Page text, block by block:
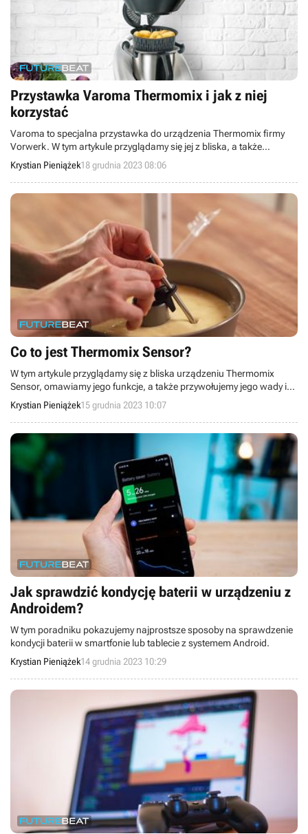
Przystawka Varoma Thermomix i jak z niej
korzystać
Varoma to specjalna przystawka do urządzenia Thermomix firmy
Vorwerk. W tym artykule przyglądamy się jej z bliska, a także
podpowiadamy, jak można z niej korzystać.
Krystian Pieniążek18 grudnia 2023 08:06
Co to jest Thermomix Sensor?
W tym artykule przyglądamy się z bliska urządzeniu Thermomix
Sensor, omawiamy jego funkcje, a także przywołujemy jego wady i
zalety.
Krystian Pieniążek15 grudnia 2023 10:07
Jak sprawdzić kondycję baterii w urządzeniu z
Androidem?
W tym poradniku pokazujemy najprostsze sposoby na sprawdzenie
kondycji baterii w smartfonie lub tablecie z systemem Android.
Krystian Pieniążek14 grudnia 2023 10:29